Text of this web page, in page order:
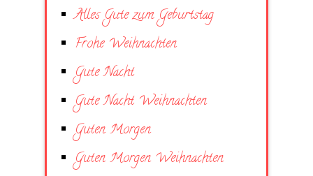
Alles Gute zum Geburtstag
Frohe Weihnachten
Gute Nacht
Gute Nacht Weihnachten
Guten Morgen
Guten Morgen Weihnachten